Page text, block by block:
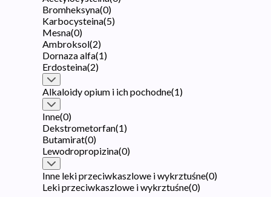
Bromheksyna(0)
Karbocysteina(5)
Mesna(0)
Ambroksol(2)
Dornaza alfa(1)
Erdosteina(2)
Alkaloidy opium i ich pochodne(1)
Inne(0)
Dekstrometorfan(1)
Butamirat(0)
Lewodropropizina(0)
Inne leki przeciwkaszlowe i wykrztuśne(0)
Leki przeciwkaszlowe i wykrztuśne(0)